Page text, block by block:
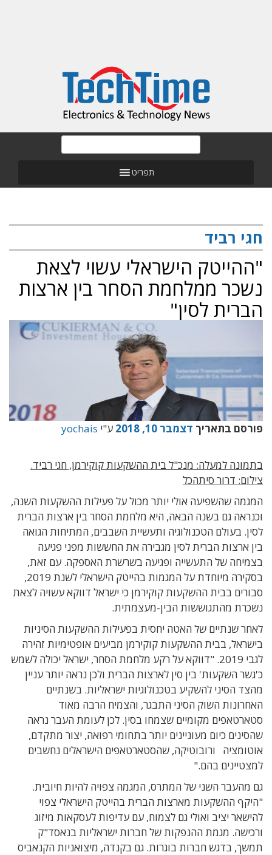
תפריט
חגי רביד
"ההייטק הישראלי עשוי לצאת
נשכר ממלחמת הסחר בין ארצות
הברית לסין"
פורסם בתאריך דצמבר 10, 2018 ע"י yochais
בתמונה למעלה: מנכ"ל בית ההשקעות קוקירמן, חגי רביד.
צילום: דרור סיתהכל
המגמה שהשפיעה אולי יותר מכול על פעילות ההשקעות השנה,
וכנראה גם בשנה הבאה, היא מלחמת הסחר בין ארצות הברית
לסין. בעולם הטכנולוגיה ותעשיית השבבים, המתיחות הגואה
בין ארצות הברית לסין מגבירה את החששות מפני פגיעה
בצמיחה של התעשייה ופגיעה בשרשרת האספקה. עם זאת,
בסקירה מיוחדת על המגמות בהייטק הישראלי לשנת 2019,
סבורים בבית ההשקעות קוקירמן כי ישראל דווקא עשויה לצאת
נשכרת מהתגוששות הבין-מעצמתית.
לאחר שנתיים של האטה יחסית בפעילות ההשקעות הסיניות
בישראל, בבית ההשקעות קוקירמן מביעים אופטימיות זהירה
לגבי 2019. "דווקא על רקע מלחמת הסחר, ישראל יכולה לשמש
כ'גשר השקעות' בין סין לארצות הברית ולכן נראה יותר עניין
מהצד הסיני להשקיע בטכנולוגיות ישראליות. בשנתיים
האחרונות השוק הסיני התבגר, והצמיח הרבה מאוד
סטארטאפים מקומיים שצמחו בסין. לכן לעומת העבר נראה
שהסינים כיום מעוניינים יותר בתחומי רפואה, יצור מתקדם,
אוטומציה ורובוטיקה, שהסטארטאפים הישראלים נחשבים
למצטיינים בהם."
גם מהעבר השני של המתרס, המגמה צפויה להיות חיובית.
"היקף ההשקעות מארצות הברית בהייטק הישראלי צפוי
להישאר יציב ואולי גם לצמוח, עם עדיפות לעסקאות מיזוג
ורכישה. מגמת ההנפקות של חברות ישראליות בנאסד"ק
תמשך, בדגש חברות בוגרות. גם בקנדה, מיצואניות הקנאביס